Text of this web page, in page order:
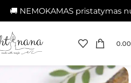
🚚 NEMOKAMAS pristatymas
0.00